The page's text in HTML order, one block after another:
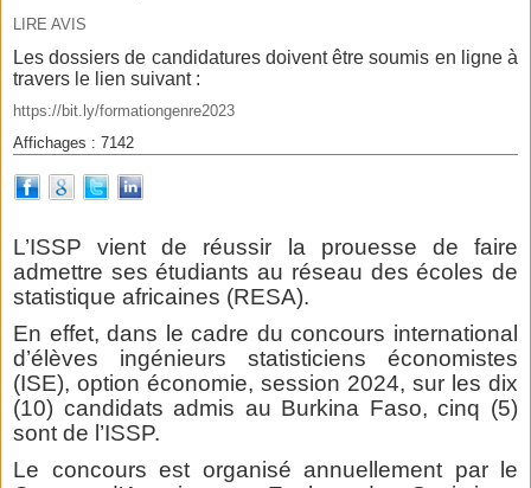
LIRE AVIS
Les dossiers de candidatures doivent être soumis en ligne à
travers le lien suivant :
https://bit.ly/formationgenre2023
Affichages : 7142
L’ISSP vient de réussir la prouesse de faire
admettre ses étudiants au réseau des écoles de
statistique africaines (RESA).
En effet, dans le cadre du concours international
d’élèves ingénieurs statisticiens économistes
(ISE), option économie, session 2024, sur les dix
(10) candidats admis au Burkina Faso, cinq (5)
sont de l’ISSP.
Le concours est organisé annuellement par le